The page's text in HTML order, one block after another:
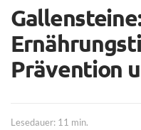
Prävention
Lesedauer: 11 min.